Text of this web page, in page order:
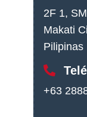
2F 1,
Makati
Pilipinas
+63